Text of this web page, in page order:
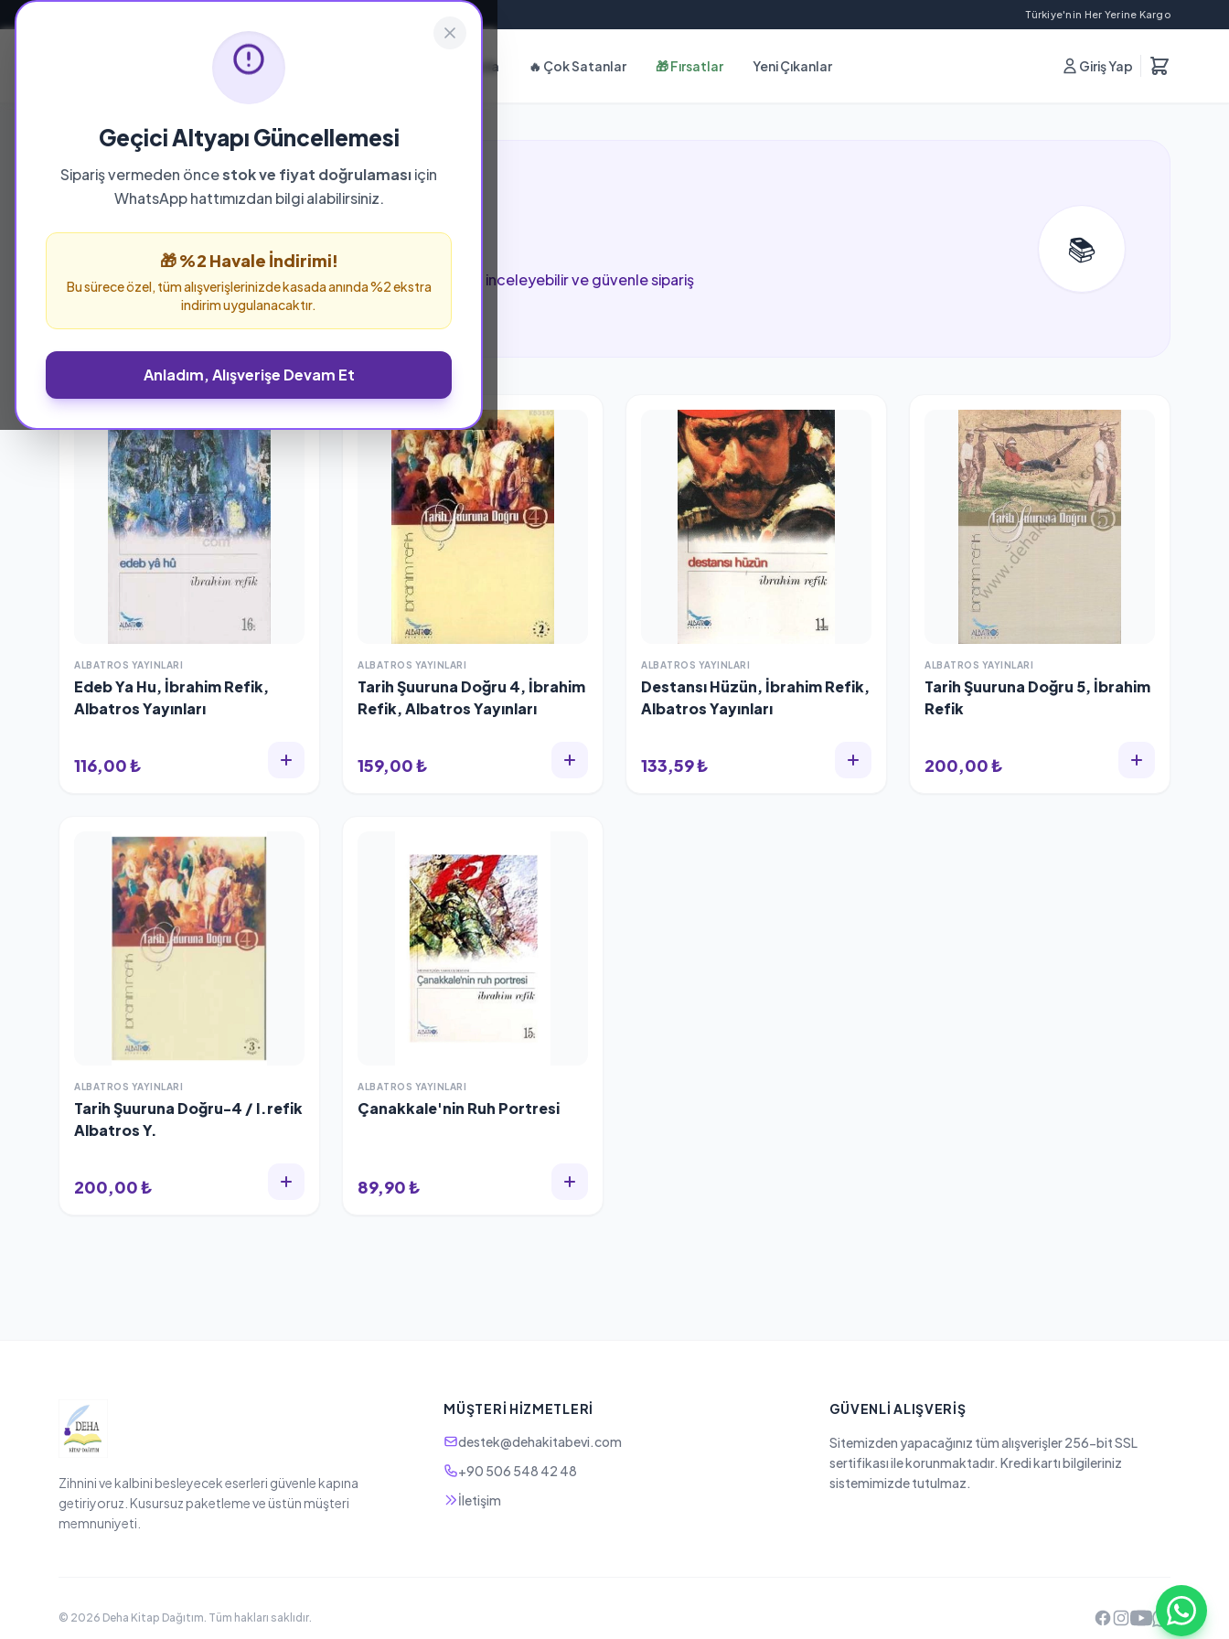
Geçici Altyapı Güncellemesi
Sipariş vermeden öncestok ve fiyat doğrulamasıiçin
WhatsApp hattımızdan bilgi alabilirsiniz.
🎁 %2 Havale İndirimi!
Bu sürece özel, tüm alışverişlerinizde kasada anında %2 ekstra
indirim uygulanacaktır.
Anladım, Alışverişe Devam Et
Türkiye'nin Her Yerine Kargo
Hakkımızda 🔥 Çok Satanlar 🎁 Fırsatlar Yeni Çıkanlar Giriş Yap
YAYINEVI
Albatros Yayınları
Albatros Yayınları yayınevine ait tüm eserleri bu sayfada inceleyebilir ve güvenle sipariş
verebilirsiniz.
📚
ALBATROS YAYINLARI
Edeb Ya Hu, İbrahim Refik,
Albatros Yayınları
116,00 ₺
ALBATROS YAYINLARI
Tarih Şuuruna Doğru 4, İbrahim
Refik, Albatros Yayınları
159,00 ₺
ALBATROS YAYINLARI
Destansı Hüzün, İbrahim Refik,
Albatros Yayınları
133,59 ₺
ALBATROS YAYINLARI
Tarih Şuuruna Doğru 5, İbrahim
Refik
200,00 ₺
ALBATROS YAYINLARI
Tarih Şuuruna Doğru-4 / I.refik
Albatros Y.
200,00 ₺
ALBATROS YAYINLARI
Çanakkale'nin Ruh Portresi
89,90 ₺
Zihnini ve kalbini besleyecek eserleri güvenle kapına
getiriyoruz. Kusursuz paketleme ve üstün müşteri
memnuniyeti.
MÜŞTERI HIZMETLERI
destek@dehakitabevi.com
+90 506 548 42 48
İletişim
GÜVENLI ALIŞVERIŞ
Sitemizden yapacağınız tüm alışverişler 256-bit SSL
sertifikası ile korunmaktadır. Kredi kartı bilgileriniz
sistemimizde tutulmaz.
© 2026 Deha Kitap Dağıtım. Tüm hakları saklıdır.